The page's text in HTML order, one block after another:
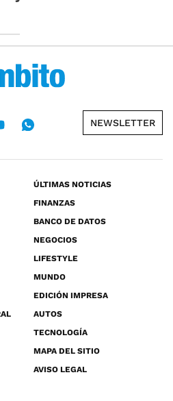
NEWSLETTER
ÚLTIMAS NOTICIAS
FINANZAS
BANCO DE DATOS
NEGOCIOS
LIFESTYLE
MUNDO
EDICIÓN IMPRESA
AUTOS
TECNOLOGÍA
MAPA DEL SITIO
AVISO LEGAL